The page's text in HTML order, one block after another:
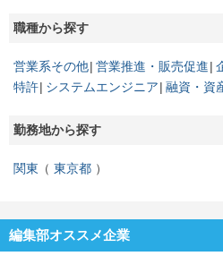
職種から探す
営業系その他 営業推進・販売促進
特許 システムエンジニア 融資・資
勤務地から探す
関東 東京都
編集部オススメ企業